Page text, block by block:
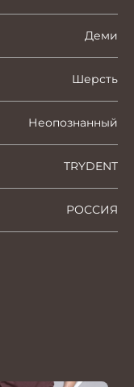
Деми
Шерсть
Неопознанный
TRYDENT
РОССИЯ